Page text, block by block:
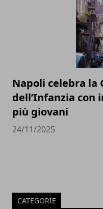
Napoli celebra
dell’Infanzia con
più giovani
24/11/2025
CATEGORIE